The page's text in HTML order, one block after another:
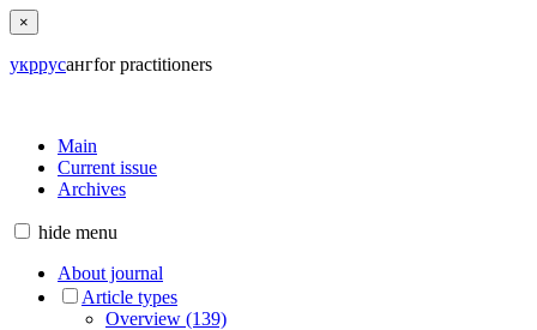
×
укррусангfor practitioners
Main
Current issue
Archives
hide menu
About journal
Article types
Overview (139)